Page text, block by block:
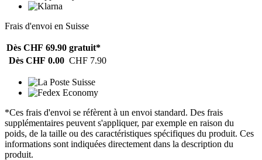
Frais d'envoi en Suisse
Dès CHF 69.90 gratuit*
Dès CHF 0.00 CHF 7.90
*Ces frais d'envoi se réfèrent à un envoi standard. Des frais
supplémentaires peuvent s'appliquer, par exemple en raison du
poids, de la taille ou des caractéristiques spécifiques du produit. Ces
informations sont indiquées directement dans la description du
produit.